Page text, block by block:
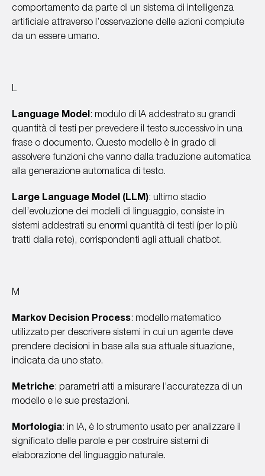
comportamento da parte di un sistema di intelligenza
artificiale attraverso l’osservazione delle azioni compiute
da un essere umano.
L
Language Model: modulo di IA addestrato su grandi
quantità di testi per prevedere il testo successivo in una
frase o documento. Questo modello è in grado di
assolvere funzioni che vanno dalla traduzione automatica
alla generazione automatica di testo.
Large Language Model (LLM): ultimo stadio
dell’evoluzione dei modelli di linguaggio, consiste in
sistemi addestrati su enormi quantità di testi (per lo più
tratti dalla rete), corrispondenti agli attuali chatbot.
M
Markov Decision Process: modello matematico
utilizzato per descrivere sistemi in cui un agente deve
prendere decisioni in base alla sua attuale situazione,
indicata da uno stato.
Metriche: parametri atti a misurare l’accuratezza di un
modello e le sue prestazioni.
Morfologia: in IA, è lo strumento usato per analizzare il
significato delle parole e per costruire sistemi di
elaborazione del linguaggio naturale.